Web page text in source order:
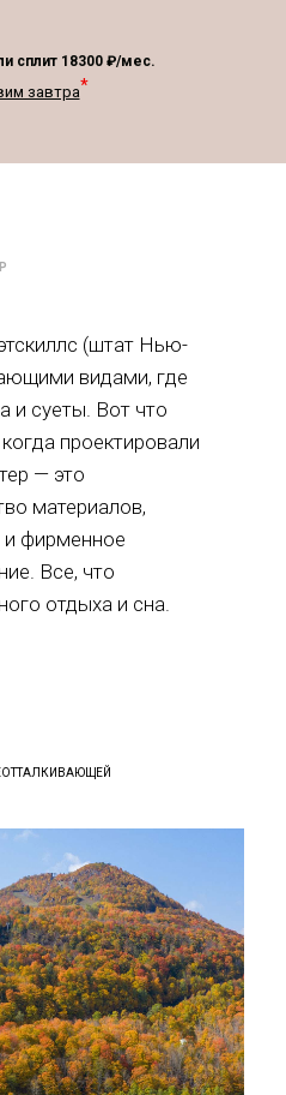
сплит 18300 ₽/мес.
завтра*
(штат Нью-
видами, где
и суеты. Вот что
проектировали
— это
материалов,
фирменное
Все, что
отдыха и сна.